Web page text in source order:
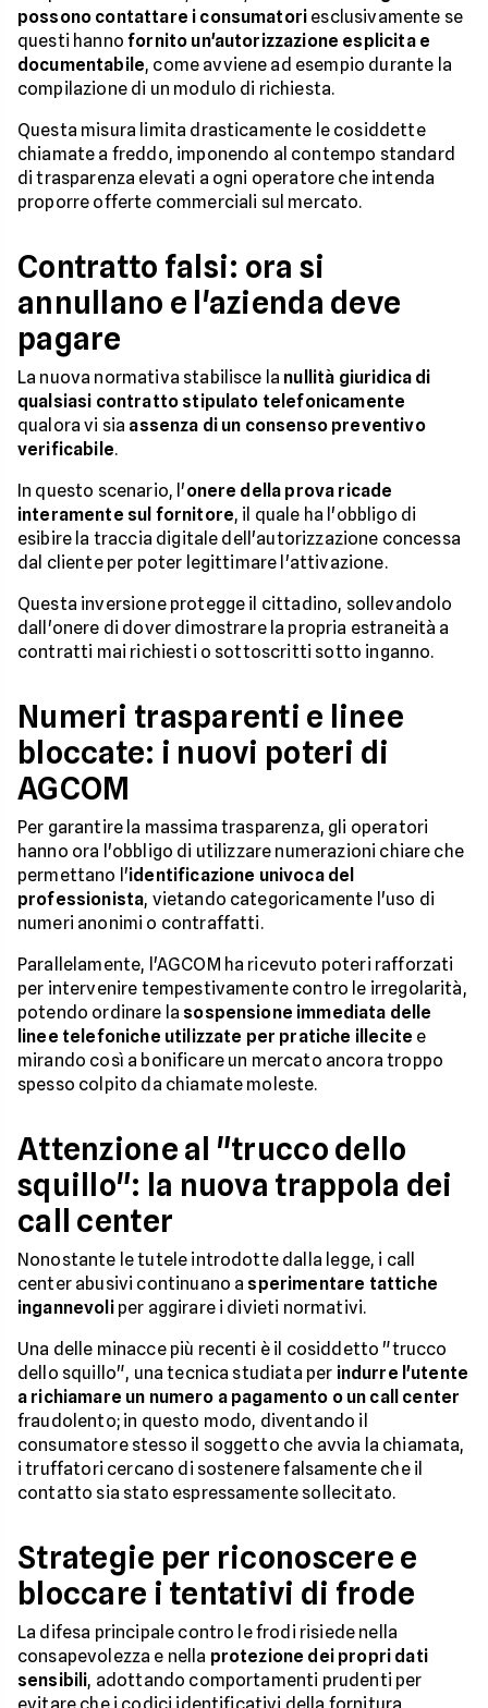
possono contattare i consumatori esclusivamente se
questi hannofornito un'autorizzazione esplicita e
documentabile, come avviene ad esempio durante la
compilazione di un modulo di richiesta.
Questa misura limita drasticamente le cosiddette
chiamate a freddo, imponendo al contempo standard
di trasparenza elevati a ogni operatore che intenda
proporre offerte commerciali sul mercato.
Contratto falsi: ora si
annullano e l'azienda deve
pagare
La nuova normativa stabilisce la nullità giuridica di
qualsiasi contratto stipulato telefonicamente
qualora vi sia assenza di un consenso preventivo
verificabile.
In questo scenario, l'onere della prova ricade
interamente sul fornitore, il quale ha l'obbligo di
esibire la traccia digitale dell'autorizzazione concessa
dal cliente per poter legittimare l'attivazione.
Questa inversione protegge il cittadino, sollevandolo
dall'onere di dover dimostrare la propria estraneità a
contratti mai richiesti o sottoscritti sotto inganno.
Numeri trasparenti e linee
bloccate: i nuovi poteri di
AGCOM
Per garantire la massima trasparenza, gli operatori
hanno ora l'obbligo di utilizzare numerazioni chiare che
permettano l'identificazione univoca del
professionista, vietando categoricamente l'uso di
numeri anonimi o contraffatti.
Parallelamente, l'AGCOM ha ricevuto poteri rafforzati
per intervenire tempestivamente contro le irregolarità,
potendo ordinare la sospensione immediata delle
linee telefoniche utilizzate per pratiche illecite e
mirando così a bonificare un mercato ancora troppo
spesso colpito da chiamate moleste.
Attenzione al "trucco dello
squillo": la nuova trappola dei
call center
Nonostante le tutele introdotte dalla legge, i call
center abusivi continuano a sperimentare tattiche
ingannevoliper aggirare i divieti normativi.
Una delle minacce più recenti è il cosiddetto "trucco
dello squillo", una tecnica studiata per indurre l'utente
a richiamare un numero a pagamento o un call center
fraudolento; in questo modo, diventando il
consumatore stesso il soggetto che avvia la chiamata,
i truffatori cercano di sostenere falsamente che il
contatto sia stato espressamente sollecitato.
Strategie per riconoscere e
bloccare i tentativi di frode
La difesa principale contro le frodi risiede nella
consapevolezza e nella protezione dei propri dati
sensibili, adottando comportamenti prudenti per
evitare che i codici identificativi della fornitura